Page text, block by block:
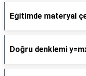
Eğitimde materyal
Doğru denklemi